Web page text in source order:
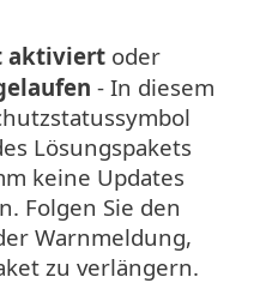
aktiviert oder
- In diesem
Lösungspakets
keine Updates
Folgen Sie den
Warnmeldung,
zu verlängern.